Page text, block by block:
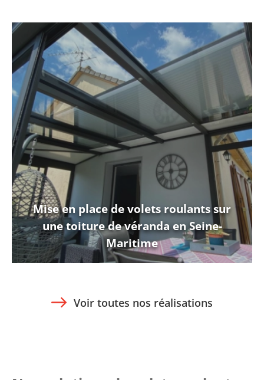
Mise en place de volets roulants sur
une toiture de véranda en Seine-
Maritime
Voir toutes nos réalisations